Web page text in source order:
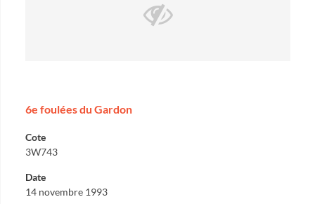
6e foulées du Gardon
Cote
3W743
Date
14 novembre 1993